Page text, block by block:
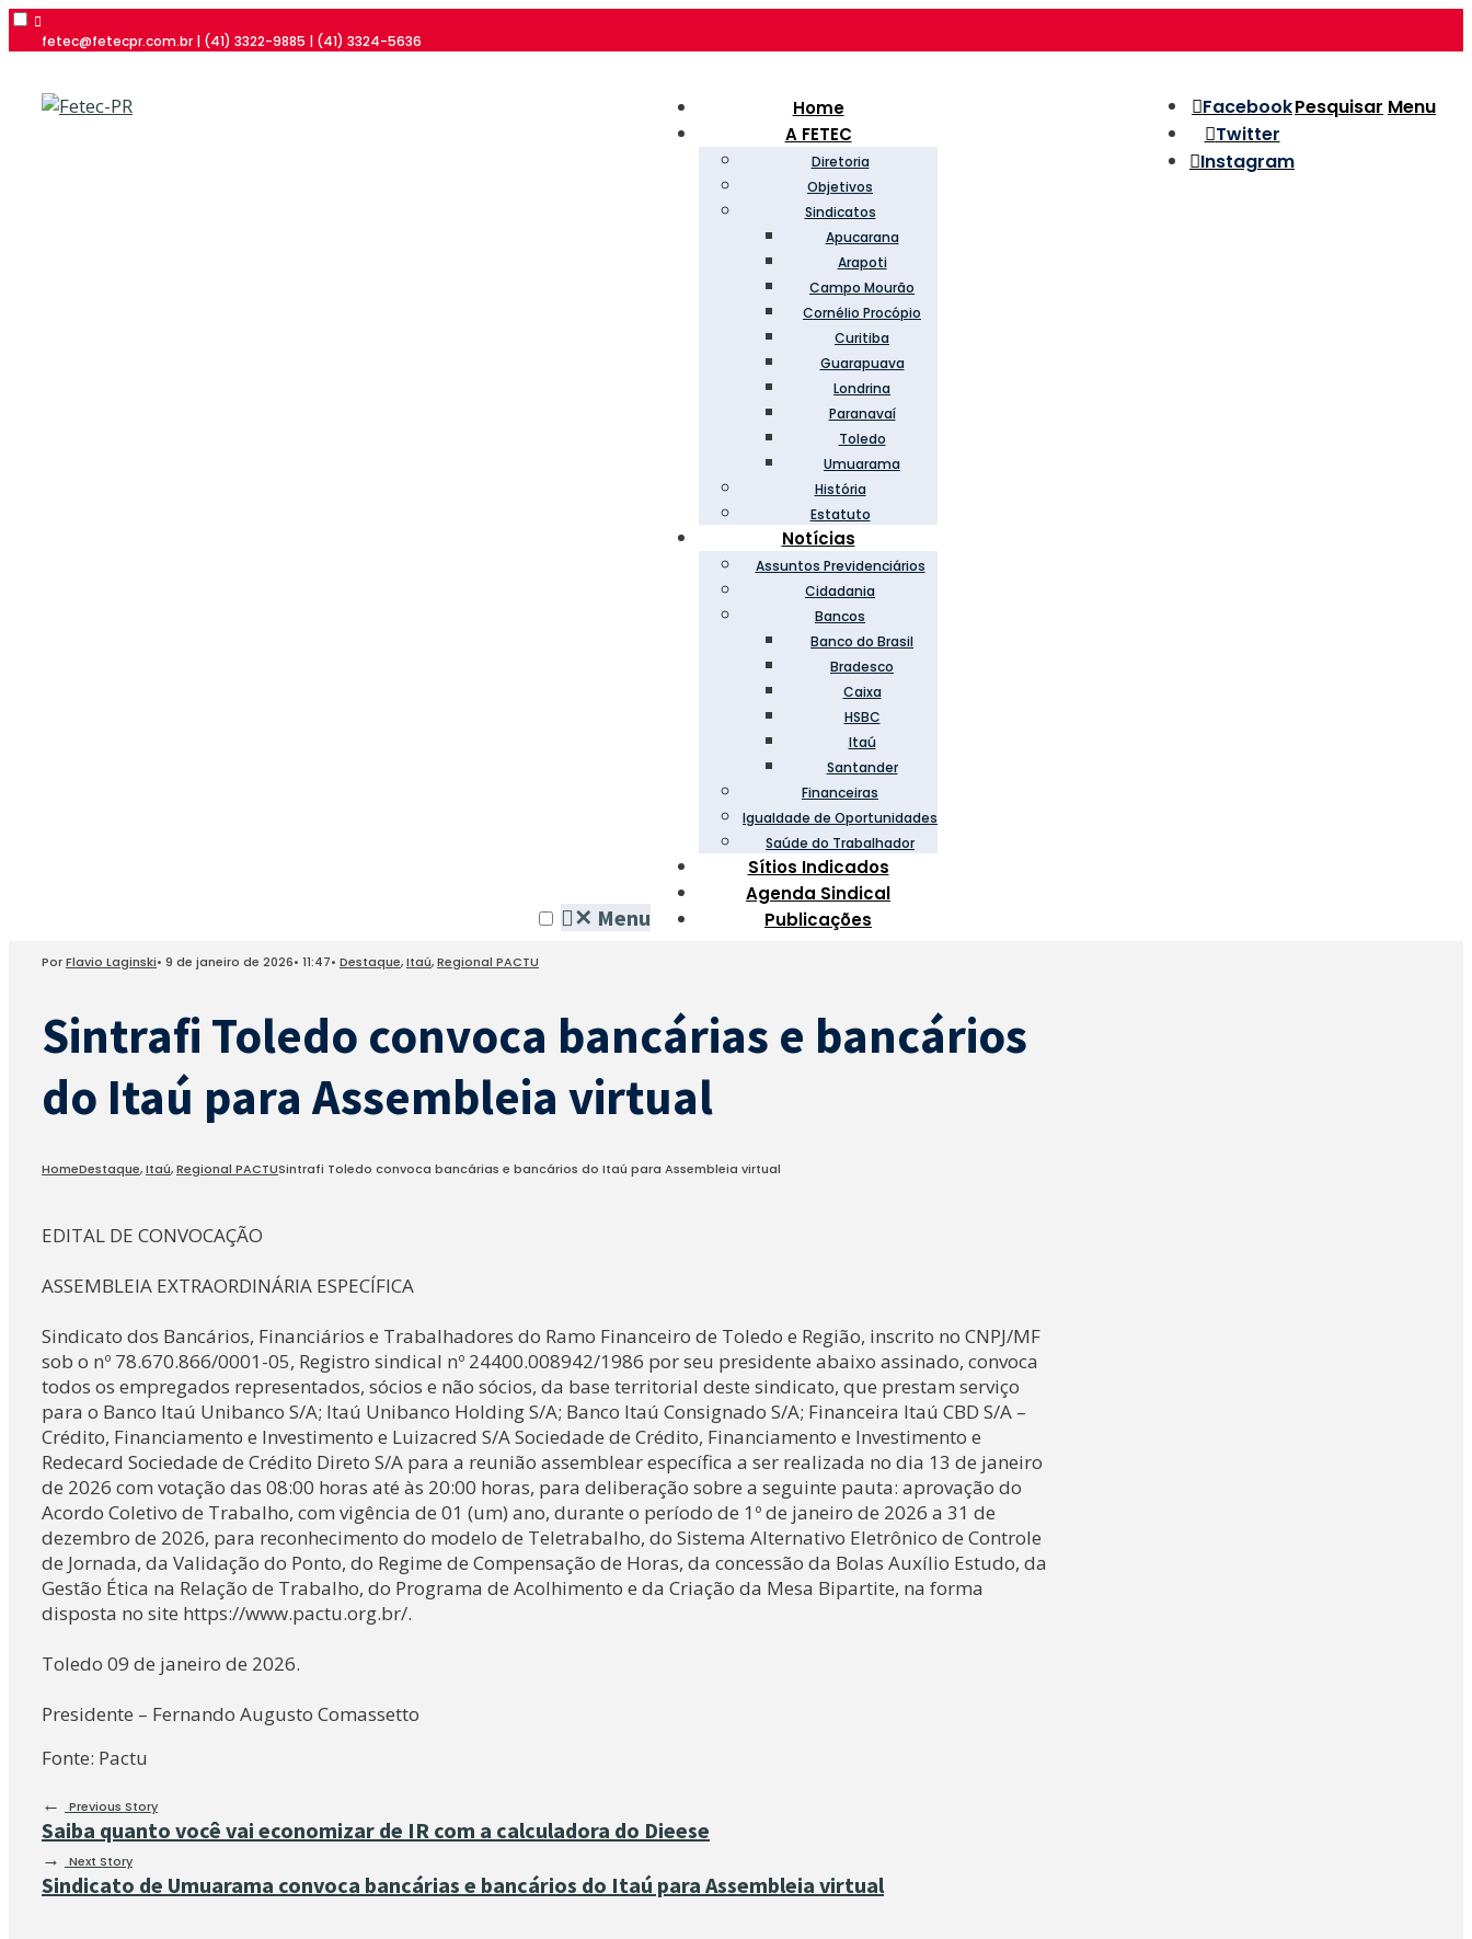
fetec@fetecpr.com.br | (41) 3322-9885 | (41) 3324-5636
✕ Menu
Home
A FETEC
Diretoria
Objetivos
Sindicatos
Apucarana
Arapoti
Campo Mourão
Cornélio Procópio
Curitiba
Guarapuava
Londrina
Paranavaí
Toledo
Umuarama
História
Estatuto
Notícias
Assuntos Previdenciários
Cidadania
Bancos
Banco do Brasil
Bradesco
Caixa
HSBC
Itaú
Santander
Financeiras
Igualdade de Oportunidades
Saúde do Trabalhador
Sítios Indicados
Agenda Sindical
Publicações
Pesquisar Menu
Facebook
Twitter
Instagram
PorFlavio Laginski• 9 de janeiro de 2026• 11:47• Destaque,Itaú,Regional PACTU
Sintrafi Toledo convoca bancárias e bancários
do Itaú para Assembleia virtual
HomeDestaque,Itaú,Regional PACTUSintrafi Toledo convoca bancárias e bancários do Itaú para Assembleia virtual
EDITAL DE CONVOCAÇÃO
ASSEMBLEIA EXTRAORDINÁRIA ESPECÍFICA
Sindicato dos Bancários, Financiários e Trabalhadores do Ramo Financeiro de Toledo e Região, inscrito no CNPJ/MF
sob o nº 78.670.866/0001-05, Registro sindical nº 24400.008942/1986 por seu presidente abaixo assinado, convoca
todos os empregados representados, sócios e não sócios, da base territorial deste sindicato, que prestam serviço
para o Banco Itaú Unibanco S/A; Itaú Unibanco Holding S/A; Banco Itaú Consignado S/A; Financeira Itaú CBD S/A –
Crédito, Financiamento e Investimento e Luizacred S/A Sociedade de Crédito, Financiamento e Investimento e
Redecard Sociedade de Crédito Direto S/A para a reunião assemblear específica a ser realizada no dia 13 de janeiro
de 2026 com votação das 08:00 horas até às 20:00 horas, para deliberação sobre a seguinte pauta: aprovação do
Acordo Coletivo de Trabalho, com vigência de 01 (um) ano, durante o período de 1º de janeiro de 2026 a 31 de
dezembro de 2026, para reconhecimento do modelo de Teletrabalho, do Sistema Alternativo Eletrônico de Controle
de Jornada, da Validação do Ponto, do Regime de Compensação de Horas, da concessão da Bolas Auxílio Estudo, da
Gestão Ética na Relação de Trabalho, do Programa de Acolhimento e da Criação da Mesa Bipartite, na forma
disposta no site https://www.pactu.org.br/.
Toledo 09 de janeiro de 2026.
Presidente – Fernando Augusto Comassetto
Fonte: Pactu
←
Previous Story
Saiba quanto você vai economizar de IR com a calculadora do Dieese
→ Next Story
Sindicato de Umuarama convoca bancárias e bancários do Itaú para Assembleia virtual